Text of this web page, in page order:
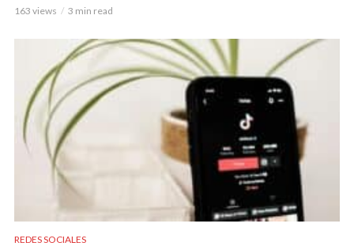
163 views 3 min read
REDES SOCIALES